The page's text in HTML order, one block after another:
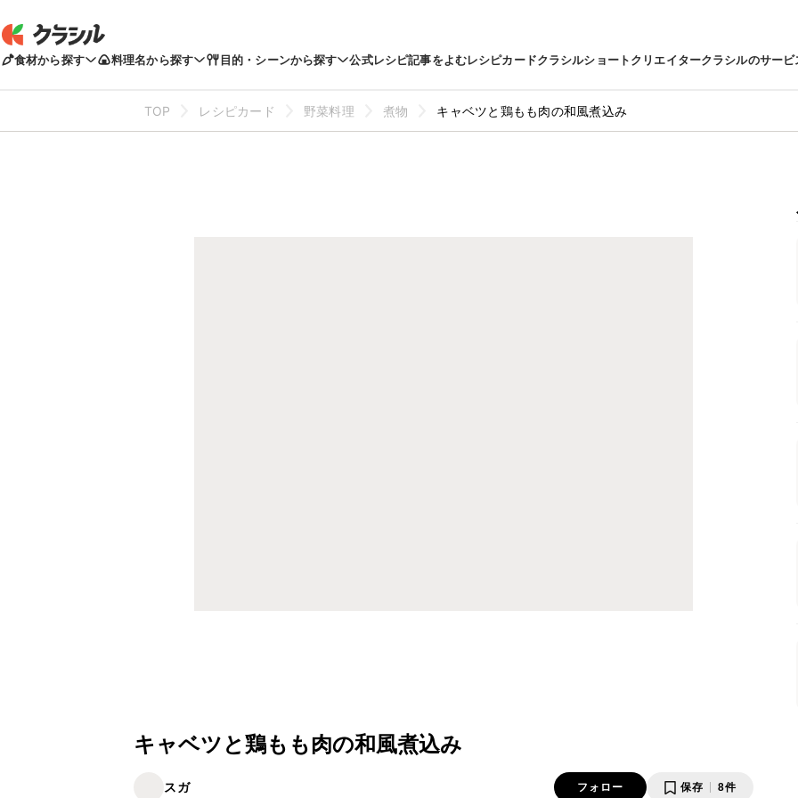
食材から探す 料理名から探す 目的・シーンから探す 公式レシピ記事をよむレシピカードクラシルショートクリエイタークラシルのサービ
TOP レシピカード 野菜料理 煮物 キャベツと鶏もも肉の和風煮込み
キャベツと鶏もも肉の和風煮込み
スガ フォロー 保存 8件